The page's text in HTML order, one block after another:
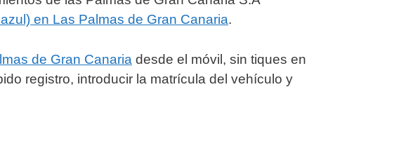
en Las Palmas de Gran Canaria.
de Gran Canaria desde el móvil, sin tiques en
registro, introducir la matrícula del vehículo y